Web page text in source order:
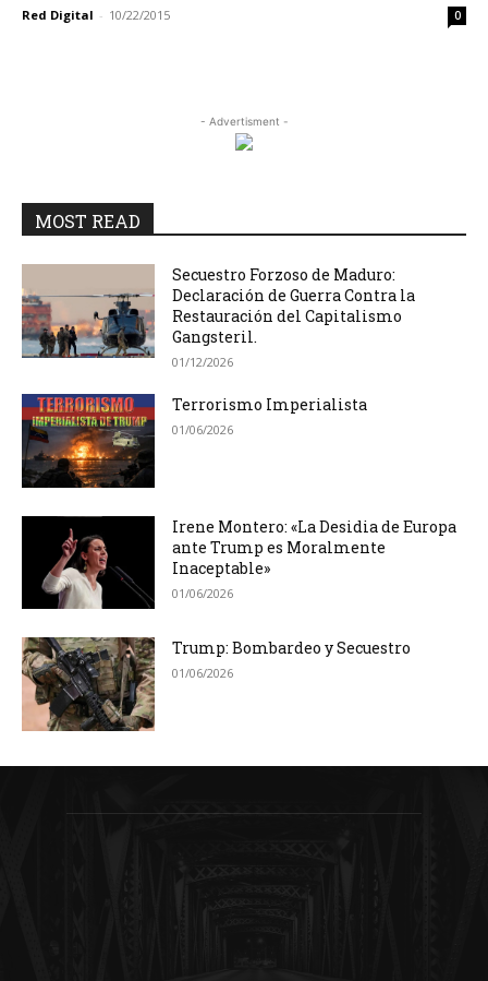
Red Digital - 10/22/2015 0
- Advertisment -
MOST READ
Secuestro Forzoso de Maduro:
Declaración de Guerra Contra la
Restauración del Capitalismo
Gangsteril.
01/12/2026
Terrorismo Imperialista
01/06/2026
Irene Montero: «La Desidia de Europa
ante Trump es Moralmente
Inaceptable»
01/06/2026
Trump: Bombardeo y Secuestro
01/06/2026